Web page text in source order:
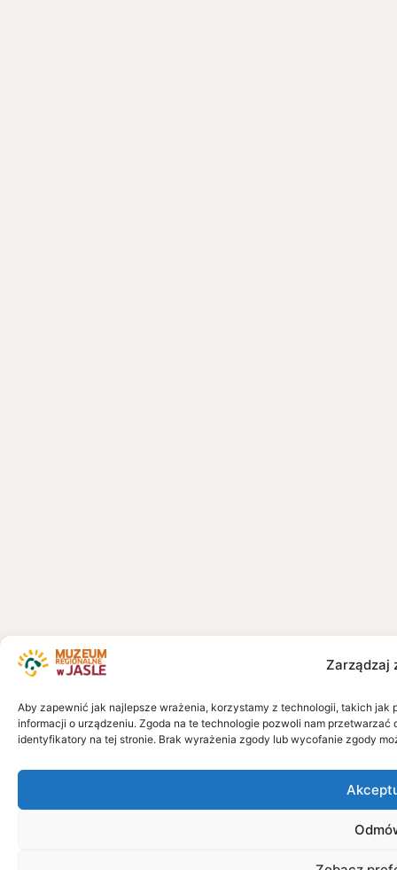
Zarządzaj
Aby zapewnić jak najlepsze wrażenia, korzystamy z technologii, takich
informacji o urządzeniu. Zgoda na te technologie pozwoli nam
identyfikatory na tej stronie. Brak wyrażenia zgody lub wycofanie zgody